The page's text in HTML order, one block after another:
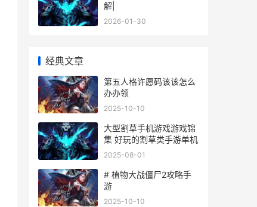
解|
2026-01-30
经典文章
第五人格许愿码该该怎么
办办领
2025-10-10
大型割草手机游戏游戏锦
集 好玩的割草类手游单机
2025-08-01
# 植物大战僵尸2攻略手
游
2025-10-10